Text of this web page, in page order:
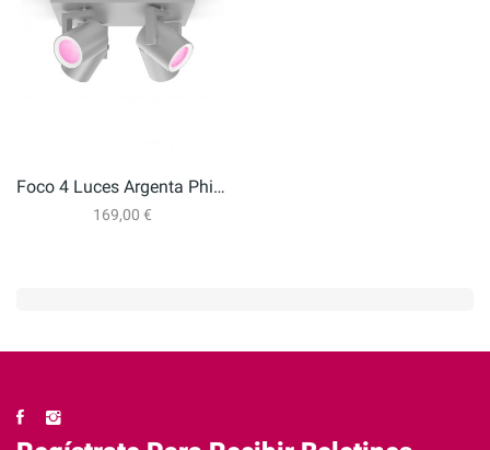
Foco 4 Luces Argenta Philips
169,00 €